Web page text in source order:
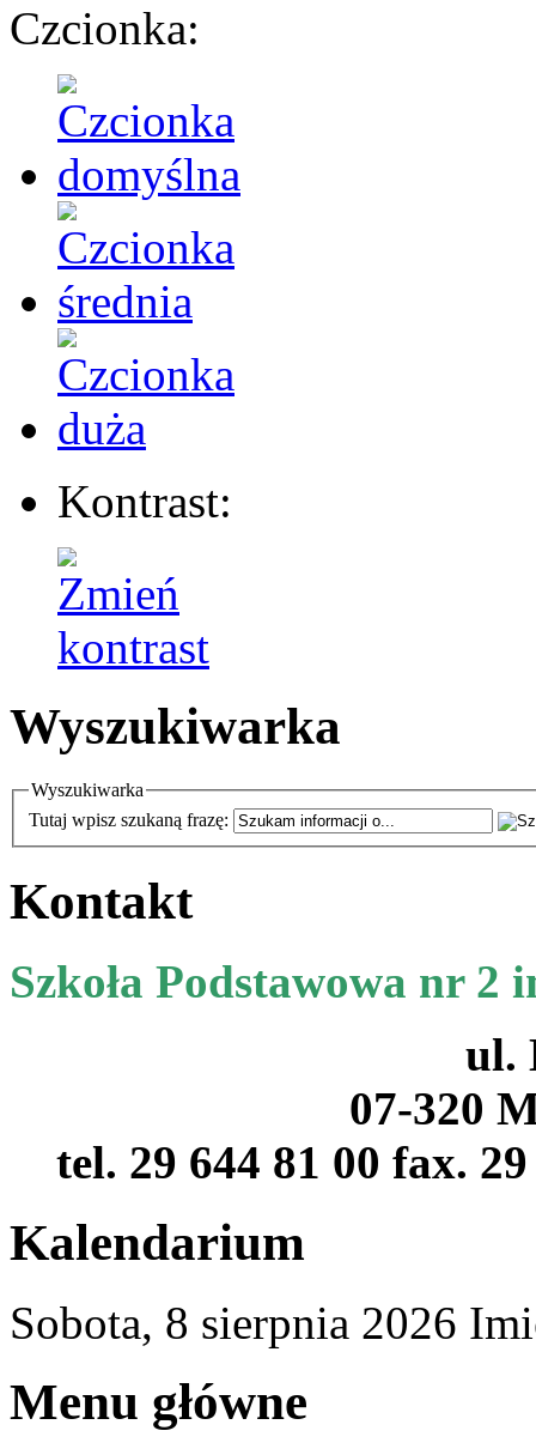
Czcionka:
Kontrast:
Wyszukiwarka
Wyszukiwarka
Tutaj wpisz szukaną frazę:
Kontakt
Szkoła Podstawowa nr
ul.
07-320
tel. 29 644 81 00 fax.
Kalendarium
Sobota, 8 sierpnia 2026
Menu główne